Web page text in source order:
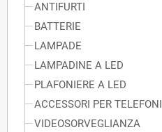
ANTIFURTI
BATTERIE
LAMPADE
LAMPADINE A LED
PLAFONIERE A LED
ACCESSORI PER TELEFONI
VIDEOSORVEGLIANZA